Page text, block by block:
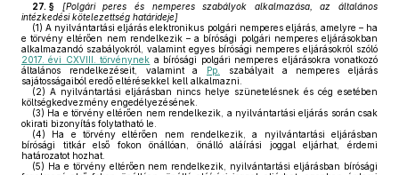
27. § [Polgári peres és nemperes szabályok alkalmazása, az általános
intézkedési kötelezettség határideje]
(1) A nyilvántartási eljárás elektronikus polgári nemperes eljárás, amelyre – ha
e törvény eltérően nem rendelkezik – a bírósági polgári nemperes eljárásokban
alkalmazandó szabályokról, valamint egyes bírósági nemperes eljárásokról szóló
2017. évi CXVIII. törvénynek a bírósági polgári nemperes eljárásokra vonatkozó
általános rendelkezéseit, valamint a Pp.
szabályait a nemperes eljárás
sajátosságaiból eredő eltérésekkel kell alkalmazni.
(2) A nyilvántartási eljárásban nincs helye szünetelésnek és cég esetében
költségkedvezmény engedélyezésének.
(3) Ha e törvény eltérően nem rendelkezik, a nyilvántartási eljárás során csak
okirati bizonyítás folytatható le.
(4) Ha e törvény eltérően nem rendelkezik, a nyilvántartási eljárásban
bírósági titkár első fokon önállóan, önálló aláírási joggal eljárhat, érdemi
határozatot hozhat.
(5) Ha e törvény eltérően nem rendelkezik, nyilvántartási eljárásban bírósági